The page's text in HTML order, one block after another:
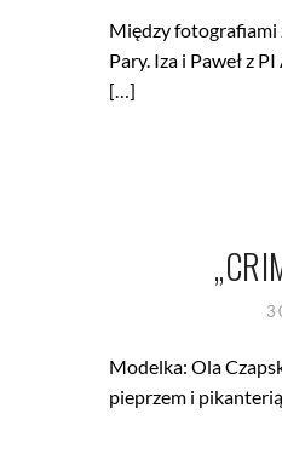
Między fotografiami
Pary. Iza i Paweł z
[…]
Modelka: Ola
pieprzem i